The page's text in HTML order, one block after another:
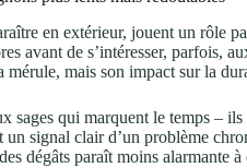
en extérieur, jouent un rôle
avant de s’intéresser, parfois,
mais son impact sur la
sages qui marquent le temps –
signal clair d’un problème
dégâts paraît moins alarmante à